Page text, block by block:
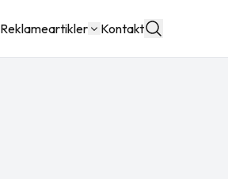
Reklameartikler Kontakt